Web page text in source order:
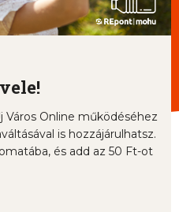
Város Online működéséhez
is hozzájárulhatsz.
és add az 50 Ft-ot